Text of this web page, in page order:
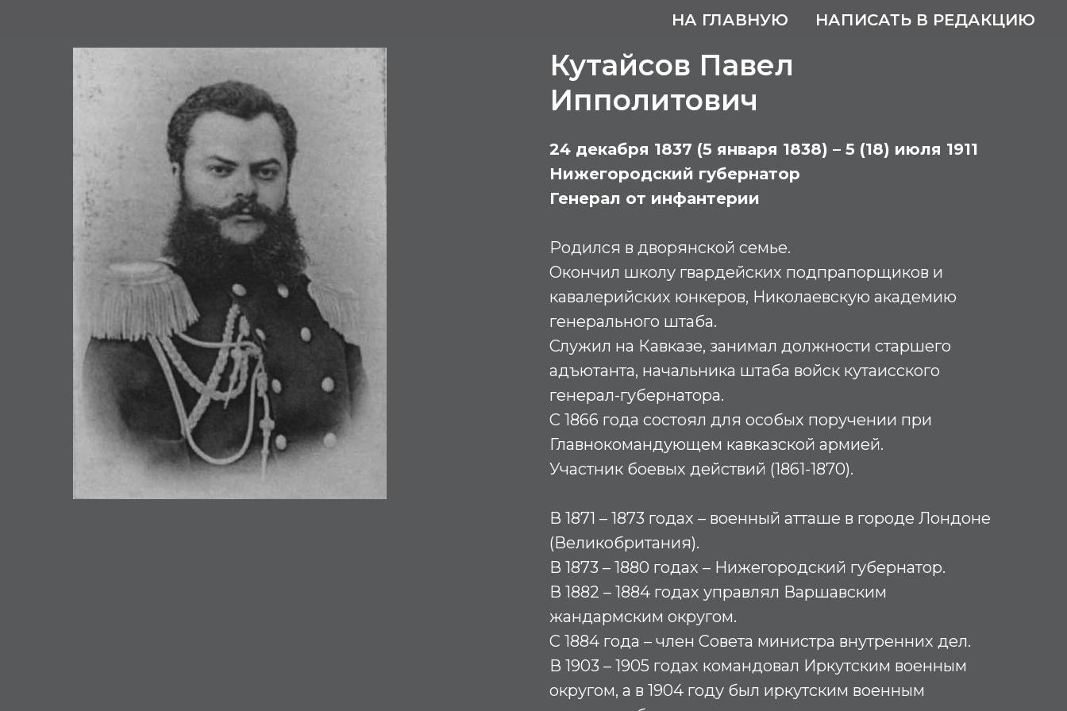
НА ГЛАВНУЮ НАПИСАТЬ В РЕДАКЦИЮ
Кутайсов Павел
Ипполитович
24 декабря 1837 (5 января 1838) – 5 (18) июля 1911
Нижегородский губернатор
Генерал от инфантерии
Родился в дворянской семье.
Окончил школу гвардейских подпрапорщиков и
кавалерийских юнкеров, Николаевскую академию
генерального штаба.
Служил на Кавказе, занимал должности старшего
адъютанта, начальника штаба войск кутаисского
генерал-губернатора.
С 1866 года состоял для особых поручении при
Главнокомандующем кавказской армией.
Участник боевых действий (1861-1870).
В 1871 – 1873 годах – военный атташе в городе Лондоне
(Великобритания).
В 1873 – 1880 годах – Нижегородский губернатор.
В 1882 – 1884 годах управлял Варшавским
жандармским округом.
С 1884 года – член Совета министра внутренних дел.
В 1903 – 1905 годах командовал Иркутским военным
округом, а в 1904 году был иркутским военным